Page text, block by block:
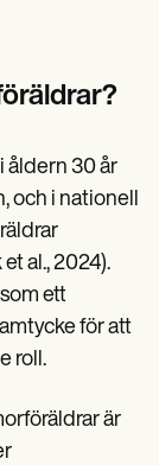
åldern 30 år
och i nationell
al., 2024).
ett
för att
roll.
är